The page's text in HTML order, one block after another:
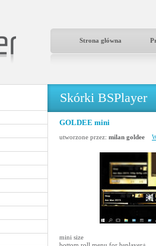
Strona główna
Skórki BSPlayer
GOLDEE mini
utworzone przez: milan goldee
mini size